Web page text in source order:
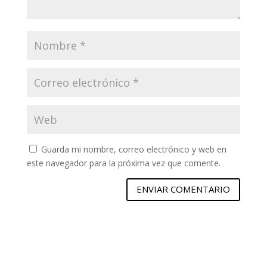
Guarda mi nombre, correo electrónico y web en
este navegador para la próxima vez que comente.
ENVIAR COMENTARIO